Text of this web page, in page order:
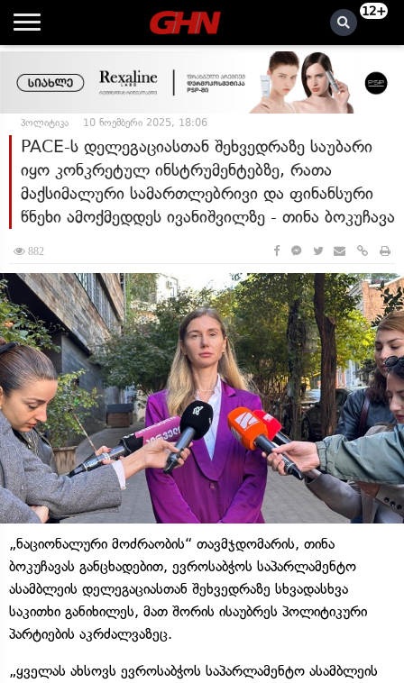
12+
პოლიტიკა 10 ნოემბერი 2025, 18:06
PACE-ს დელეგაციასთან შეხვედრაზე საუბარი
იყო კონკრეტულ ინსტრუმენტებზე, რათა
მაქსიმალური სამართლებრივი და ფინანსური
წნეხი ამოქმედდეს ივანიშვილზე - თინა ბოკუჩავა
882
„ნაციონალური მოძრაობის“ თავმჯდომარის, თინა
ბოკუჩავას განცხადებით, ევროსაბჭოს საპარლამენტო
ასამბლეის დელეგაციასთან შეხვედრაზე სხვადასხვა
საკითხი განიხილეს, მათ შორის ისაუბრეს პოლიტიკური
პარტიების აკრძალვაზეც.
„ყველას ახსოვს ევროსაბჭოს საპარლამენტო ასამბლეის